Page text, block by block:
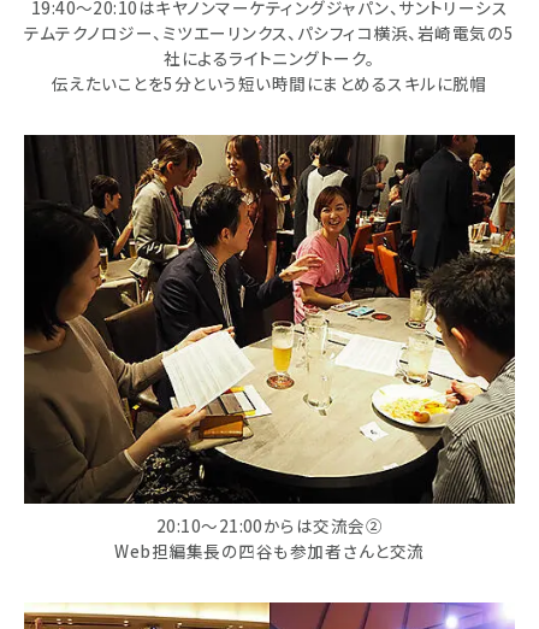
19:40～20:10はキヤノンマーケティングジャパン、サントリーシス
テムテクノロジー、ミツエーリンクス、パシフィコ横浜、岩崎電気の5
社によるライトニングトーク。
伝えたいことを5分という短い時間にまとめるスキルに脱帽
20:10～21:00からは交流会②
Web担編集長の四谷も参加者さんと交流